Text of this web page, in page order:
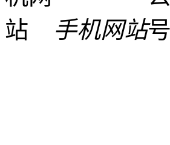
手机网站